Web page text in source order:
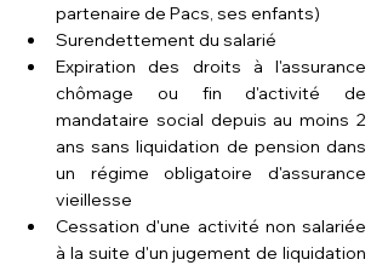
partenaire de Pacs, ses enfants)
Surendettement du salarié
Expiration des droits à l'assurance
chômage ou fin d'activité de
mandataire social depuis au moins 2
ans sans liquidation de pension dans
un régime obligatoire d'assurance
vieillesse
Cessation d'une activité non salariée
à la suite d'un jugement de liquidation